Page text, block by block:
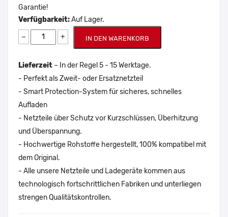
Garantie!
Verfügbarkeit:Auf Lager.
− + IN DEN WARENKORB
Lieferzeit – In der Regel 5 - 15 Werktage.
- Perfekt als Zweit- oder Ersatznetzteil
- Smart Protection-System für sicheres, schnelles
Aufladen
- Netzteile über Schutz vor Kurzschlüssen, Überhitzung
und Überspannung.
- Hochwertige Rohstoffe hergestellt, 100% kompatibel mit
dem Original.
- Alle unsere Netzteile und Ladegeräte kommen aus
technologisch fortschrittlichen Fabriken und unterliegen
strengen Qualitätskontrollen.